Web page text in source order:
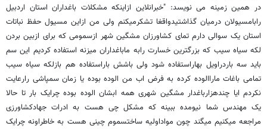
در همین زمینه می نویسد: "خبرانلاین ازاینکه مشکلات باغداران استان اردبیل
رابامسیولان درمیان گذاشتیدواقغا تشکرمیکنم ولی من ازاین مسیول حفظ نباتات
استان یک سوالی دارم تمای کشاورزان مشگین شهر ازسمومی که برای ازبین بردن
لکه سیاه سیب که بزرگترین خسارت رابه ماباغداران میزنه استفاده کردیم این سم
باید سه باردراویل بهاراستفاده شود ولی باشش باراستفاده هم بازلکه سیاه سیب
تمامی باغات ماراالوده کرده به فرض اب من الوده بوده یا زمان سمپاشی رارعایت
نکردم ایا چندهزارباغدار مشگین شهری همه ابشان الوده بوده چرایک بار تا حالا
یک مهندس شما نیومده ببینه که مشکل چی هست به ادرات جهادکشاورزی
مراجعه میکنیم میگند چون مواداولیه ساختسموم چینی هست به خاطراونه چرایک